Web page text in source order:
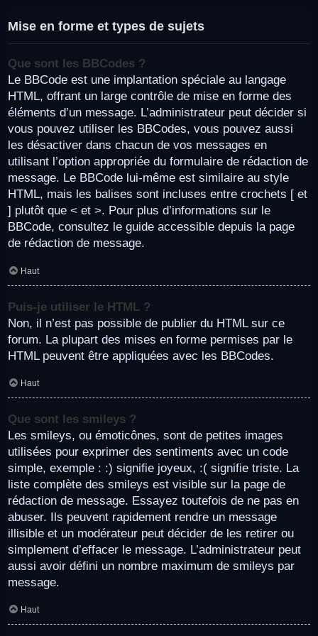
Mise en forme et types de sujets
Que sont les BBCodes ?
Le BBCode est une implantation spéciale au langage
HTML, offrant un large contrôle de mise en forme des
éléments d’un message. L’administrateur peut décider si
vous pouvez utiliser les BBCodes, vous pouvez aussi
les désactiver dans chacun de vos messages en
utilisant l’option appropriée du formulaire de rédaction de
message. Le BBCode lui-même est similaire au style
HTML, mais les balises sont incluses entre crochets [ et
] plutôt que < et >. Pour plus d’informations sur le
BBCode, consultez le guide accessible depuis la page
de rédaction de message.
Haut
Puis-je utiliser le HTML ?
Non, il n’est pas possible de publier du HTML sur ce
forum. La plupart des mises en forme permises par le
HTML peuvent être appliquées avec les BBCodes.
Haut
Que sont les smileys ?
Les smileys, ou émoticônes, sont de petites images
utilisées pour exprimer des sentiments avec un code
simple, exemple : :) signifie joyeux, :( signifie triste. La
liste complète des smileys est visible sur la page de
rédaction de message. Essayez toutefois de ne pas en
abuser. Ils peuvent rapidement rendre un message
illisible et un modérateur peut décider de les retirer ou
simplement d’effacer le message. L’administrateur peut
aussi avoir défini un nombre maximum de smileys par
message.
Haut